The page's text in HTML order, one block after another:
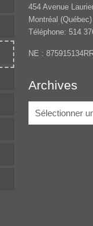
454 Avenue
Montréal
Téléphone: 514
NE :
Archives